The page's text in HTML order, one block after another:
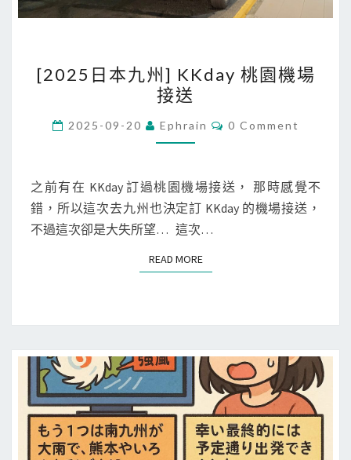
2
0
2
5
本
九
州
K
y
桃
園
機
場
[2025日本九州] KKday 桃園機場
接送
2025-09-20 Ephrain
C
N
T
S
0 Comment
之前有在 KKday 訂過桃園機場接送， 那時感覺不
錯，所以這次去九州也決定訂 KKday 的機場接送，
不過這次卻是大失所望… 這次…
READ MOREREAD MORE